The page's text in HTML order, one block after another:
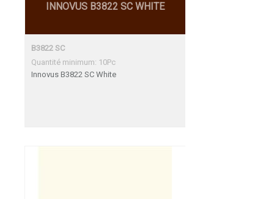
INNOVUS B3822 SC WHITE
B3822 SC
Quantité minimum: 10Pc
Innovus B3822 SC White